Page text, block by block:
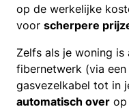
op de werkelijke
voor scherpere
Zelfs als je woning
fibernetwerk (via
gasvezelkabel tot in
automatisch over op